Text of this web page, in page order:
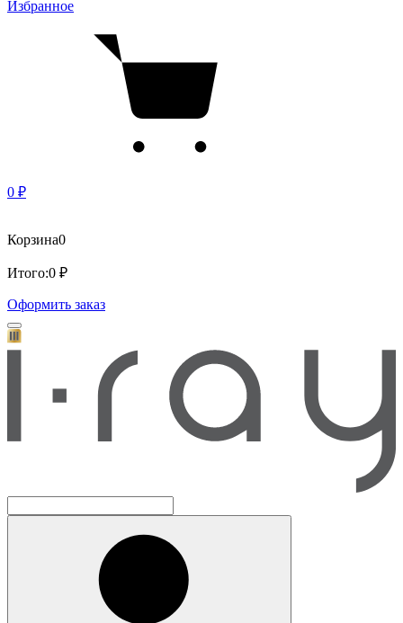
Избранное
0 ₽
Корзина0
Итого:0 ₽
Оформить заказ